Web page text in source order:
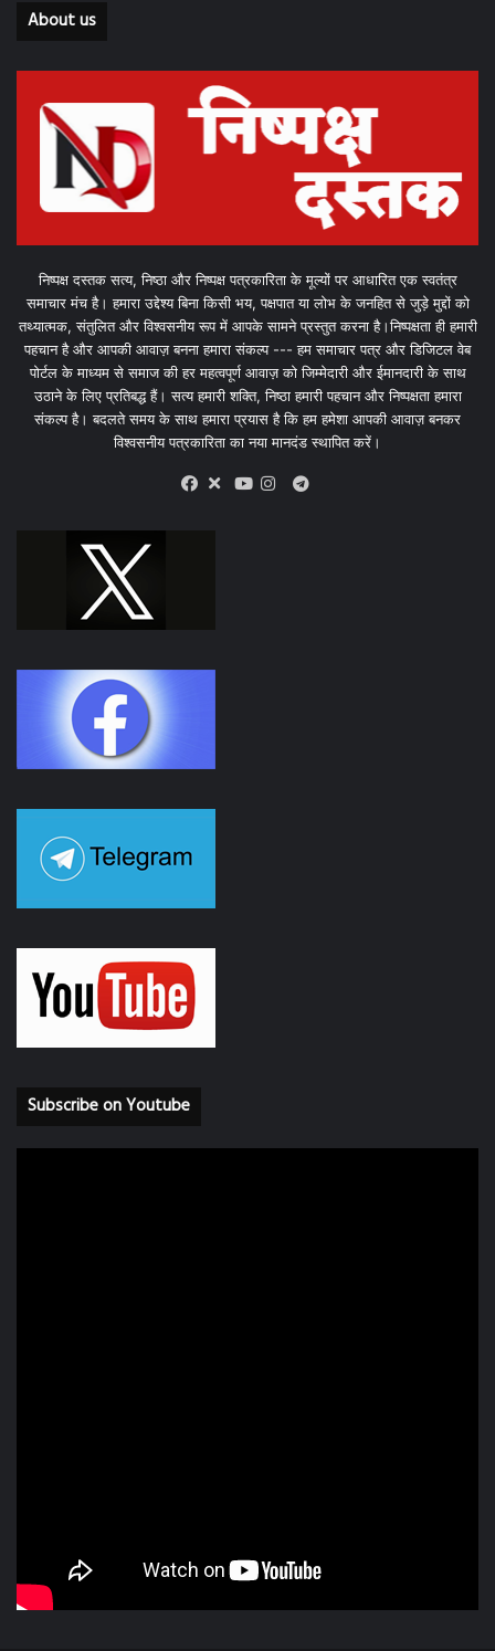
About us
निष्पक्ष दस्तक सत्य, निष्ठा और निष्पक्ष पत्रकारिता के मूल्यों पर आधारित एक स्वतंत्र
समाचार मंच है। हमारा उद्देश्य बिना किसी भय, पक्षपात या लोभ के जनहित से जुड़े मुद्दों को
तथ्यात्मक, संतुलित और विश्वसनीय रूप में आपके सामने प्रस्तुत करना है।निष्पक्षता ही हमारी
पहचान है और आपकी आवाज़ बनना हमारा संकल्प --- हम समाचार पत्र और डिजिटल वेब
पोर्टल के माध्यम से समाज की हर महत्वपूर्ण आवाज़ को जिम्मेदारी और ईमानदारी के साथ
उठाने के लिए प्रतिबद्ध हैं। सत्य हमारी शक्ति, निष्ठा हमारी पहचान और निष्पक्षता हमारा
संकल्प है। बदलते समय के साथ हमारा प्रयास है कि हम हमेशा आपकी आवाज़ बनकर
विश्वसनीय पत्रकारिता का नया मानदंड स्थापित करें।
X
Telegram
Subscribe on Youtube